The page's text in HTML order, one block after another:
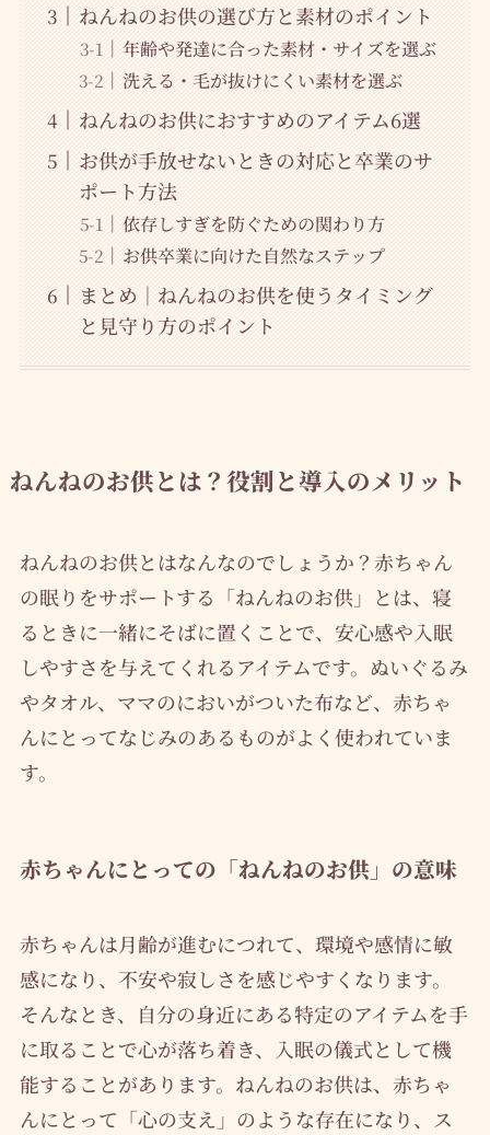
ねんねのお供の選び方と素材のポイント
年齢や発達に合った素材・サイズを選ぶ
洗える・毛が抜けにくい素材を選ぶ
ねんねのお供におすすめのアイテム6選
お供が手放せないときの対応と卒業のサ
ポート方法
依存しすぎを防ぐための関わり方
お供卒業に向けた自然なステップ
まとめ｜ねんねのお供を使うタイミング
と見守り方のポイント
ねんねのお供とは？役割と導入のメリット
ねんねのお供とはなんなのでしょうか？赤ちゃん
の眠りをサポートする「ねんねのお供」とは、寝
るときに一緒にそばに置くことで、安心感や入眠
しやすさを与えてくれるアイテムです。ぬいぐるみ
やタオル、ママのにおいがついた布など、赤ちゃ
んにとってなじみのあるものがよく使われていま
す。
赤ちゃんにとっての「ねんねのお供」の意味
赤ちゃんは月齢が進むにつれて、環境や感情に敏
感になり、不安や寂しさを感じやすくなります。
そんなとき、自分の身近にある特定のアイテムを手
に取ることで心が落ち着き、入眠の儀式として機
能することがあります。ねんねのお供は、赤ちゃ
んにとって「心の支え」のような存在になり、ス